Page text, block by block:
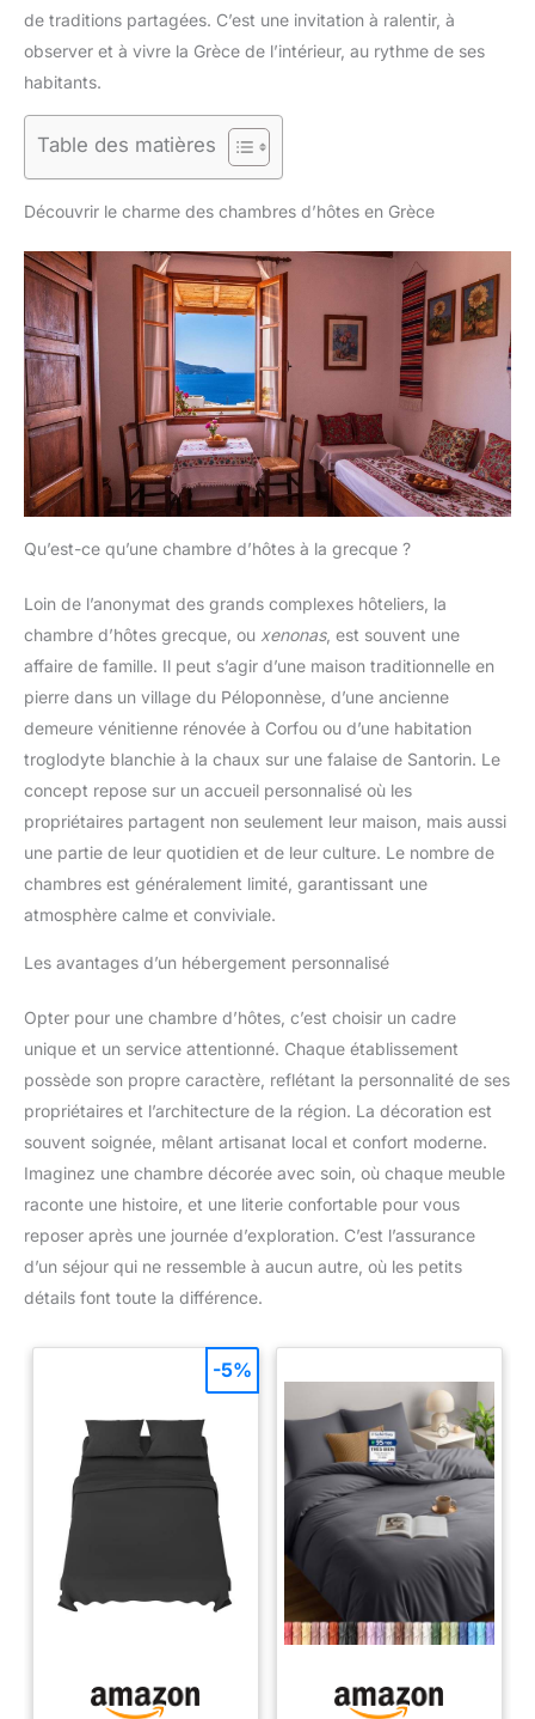
de traditions partagées. C’est une invitation à ralentir, à
observer et à vivre la Grèce de l’intérieur, au rythme de ses
habitants.
Table des matières
Découvrir le charme des chambres d’hôtes en Grèce
Qu’est-ce qu’une chambre d’hôtes à la grecque ?
Loin de l’anonymat des grands complexes hôteliers, la
chambre d’hôtes grecque, ou xenonas, est souvent une
affaire de famille. Il peut s’agir d’une maison traditionnelle en
pierre dans un village du Péloponnèse, d’une ancienne
demeure vénitienne rénovée à Corfou ou d’une habitation
troglodyte blanchie à la chaux sur une falaise de Santorin. Le
concept repose sur un accueil personnalisé où les
propriétaires partagent non seulement leur maison, mais aussi
une partie de leur quotidien et de leur culture. Le nombre de
chambres est généralement limité, garantissant une
atmosphère calme et conviviale.
Les avantages d’un hébergement personnalisé
Opter pour une chambre d’hôtes, c’est choisir un cadre
unique et un service attentionné. Chaque établissement
possède son propre caractère, reflétant la personnalité de ses
propriétaires et l’architecture de la région. La décoration est
souvent soignée, mêlant artisanat local et confort moderne.
Imaginez une chambre décorée avec soin, où chaque meuble
raconte une histoire, et une literie confortable pour vous
reposer après une journée d’exploration. C’est l’assurance
d’un séjour qui ne ressemble à aucun autre, où les petits
détails font toute la différence.
-5%